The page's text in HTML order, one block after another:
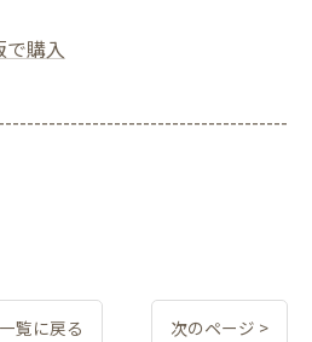
購入
一覧に戻る 次のページ >